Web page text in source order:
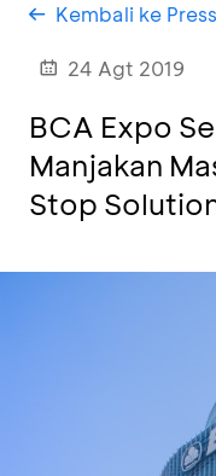
Kembali ke
24 Agt 2019
BCA Expo
Manjakan
Stop